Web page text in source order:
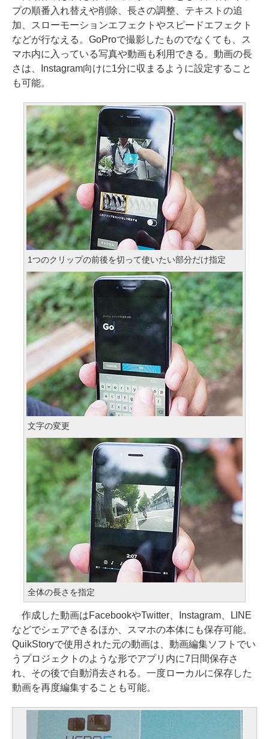
プの順番入れ替えや削除、長さの調整、テキストの追
加、スローモーションエフェクトやスピードエフェクト
などが行なえる。GoProで撮影したものでなくても、ス
マホ内に入っている写真や動画も利用できる。動画の長
さは、Instagram向けに1分に収まるように設定すること
も可能。
1つのクリップの前後を切って使いたい部分だけ指定
文字の変更
全体の長さを指定
作成した動画はFacebookやTwitter、Instagram、LINE
などでシェアできるほか、スマホの本体にも保存可能。
QuikStoryで使用された元の動画は、動画編集ソフトでい
うプロジェクトのような形でアプリ内に7日間保存さ
れ、その後で自動消去される。一度ローカルに保存した
動画を再度編集することも可能。